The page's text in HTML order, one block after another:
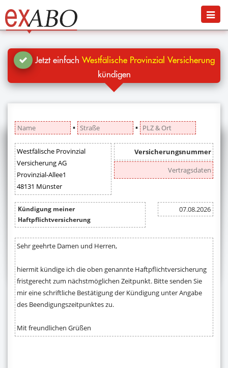
Jetzt kündigen
Blog
Anmelden
Menü
Jetzt einfach Westfälische Provinzial Versicherung
kündigen
▪ ▪